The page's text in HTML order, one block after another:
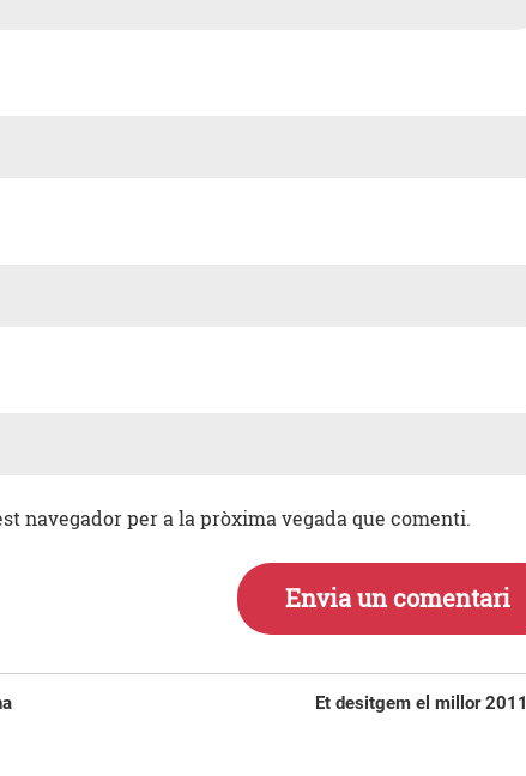
navegador per a la pròxima vegada que comenti.
Entrada
Et desitgem el millor 2011